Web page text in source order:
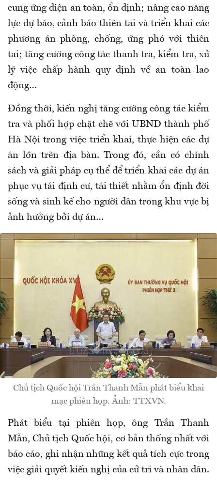
cung ứng điện an toàn, ổn định; nâng cao năng
lực dự báo, cảnh báo thiên tai và triển khai các
phương án phòng, chống, ứng phó với thiên
tai; tăng cường công tác thanh tra, kiểm tra, xử
lý việc chấp hành quy định về an toàn lao
động…
Đồng thời, kiến nghị tăng cường công tác kiểm
tra và phối hợp chặt chẽ với UBND thành phố
Hà Nội trong việc triển khai, thực hiện các dự
án lớn trên địa bàn. Trong đó, cần có chính
sách và giải pháp cụ thể để triển khai các dự án
phục vụ tái định cư, tái thiết nhằm ổn định đời
sống và sinh kế cho người dân trong khu vực bị
ảnh hưởng bởi dự án…
Chủ tịch Quốc hội Trần Thanh Mẫn phát biểu khai
mạc phiên họp. Ảnh: TTXVN.
Phát biểu tại phiên họp, ông Trần Thanh
Mẫn, Chủ tịch Quốc hội, cơ bản thống nhất với
báo cáo, ghi nhận những kết quả tích cực trong
việc giải quyết kiến nghị của cử tri và nhân dân.